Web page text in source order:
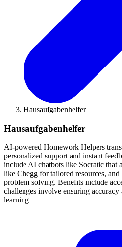
Hausaufgabenhelfer
Hausaufgabenhelfer
AI-powered Homework Helpers
personalized support and instant
include AI chatbots like Socratic that
like Chegg for tailored resources,
problem solving. Benefits include
challenges involve ensuring accuracy
learning.